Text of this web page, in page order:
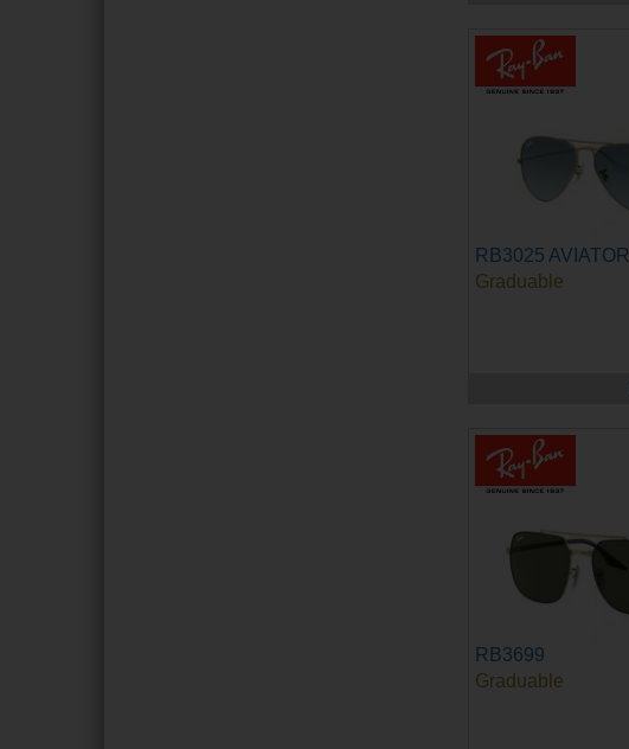
RB3025 AVIATOR
Graduable
RB3699
Graduable